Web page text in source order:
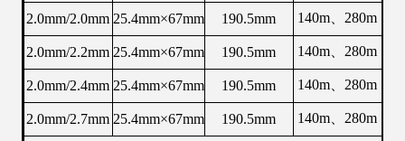
2.0mm/2.0mm 25.4mm×67mm 190.5mm 140m、280m
2.0mm/2.2mm 25.4mm×67mm 190.5mm 140m、280m
2.0mm/2.4mm 25.4mm×67mm 190.5mm 140m、280m
2.0mm/2.7mm 25.4mm×67mm 190.5mm 140m、280m